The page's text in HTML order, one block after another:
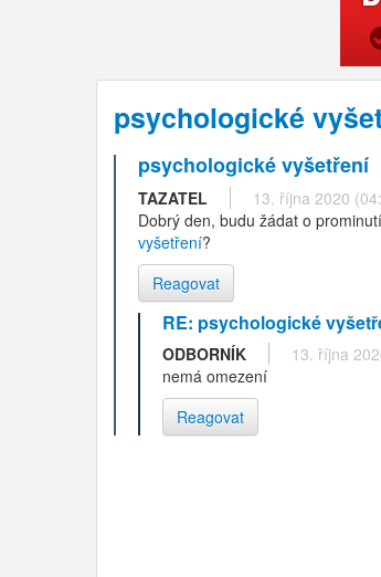
psychologické
psychologické vyšetření
TAZATEL
13. října 2020
Dobrý den, budu žádat o
vyšetření?
Reagovat
RE: psychologické
ODBORNÍK
13. října
nemá omezení
Reagovat